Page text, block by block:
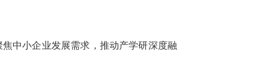
中小企业发展需求，推动产学研深度融